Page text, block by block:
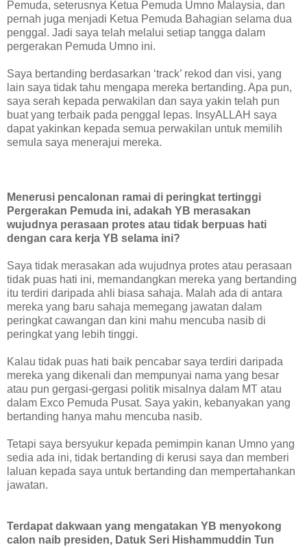
Pemuda, seterusnya Ketua Pemuda Umno Malaysia, dan
pernah juga menjadi Ketua Pemuda Bahagian selama dua
penggal. Jadi saya telah melalui setiap tangga dalam
pergerakan Pemuda Umno ini.
Saya bertanding berdasarkan ‘track’ rekod dan visi, yang
lain saya tidak tahu mengapa mereka bertanding. Apa pun,
saya serah kepada perwakilan dan saya yakin telah pun
buat yang terbaik pada penggal lepas. InsyALLAH saya
dapat yakinkan kepada semua perwakilan untuk memilih
semula saya menerajui mereka.
Menerusi pencalonan ramai di peringkat tertinggi
Pergerakan Pemuda ini, adakah YB merasakan
wujudnya perasaan protes atau tidak berpuas hati
dengan cara kerja YB selama ini?
Saya tidak merasakan ada wujudnya protes atau perasaan
tidak puas hati ini, memandangkan mereka yang bertanding
itu terdiri daripada ahli biasa sahaja. Malah ada di antara
mereka yang baru sahaja memegang jawatan dalam
peringkat cawangan dan kini mahu mencuba nasib di
peringkat yang lebih tinggi.
Kalau tidak puas hati baik pencabar saya terdiri daripada
mereka yang dikenali dan mempunyai nama yang besar
atau pun gergasi-gergasi politik misalnya dalam MT atau
dalam Exco Pemuda Pusat. Saya yakin, kebanyakan yang
bertanding hanya mahu mencuba nasib.
Tetapi saya bersyukur kepada pemimpin kanan Umno yang
sedia ada ini, tidak bertanding di kerusi saya dan memberi
laluan kepada saya untuk bertanding dan mempertahankan
jawatan.
Terdapat dakwaan yang mengatakan YB menyokong
calon naib presiden, Datuk Seri Hishammuddin Tun